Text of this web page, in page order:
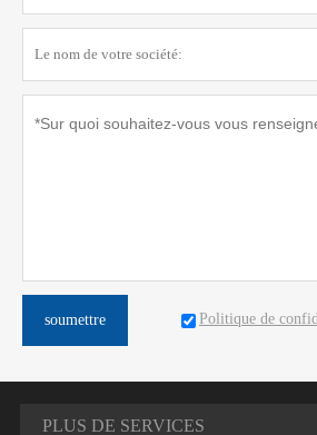
soumettre Politique de
PLUS DE SERVICES